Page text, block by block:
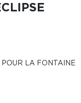
LA FONTAINE